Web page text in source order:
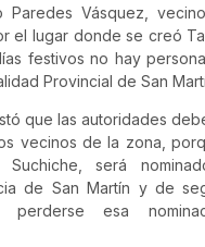
Paredes Vásquez,
el lugar donde se creó
festivos no hay
Provincial de San
que las autoridades
vecinos de la zona,
será
de San Martín y de
perderse esa